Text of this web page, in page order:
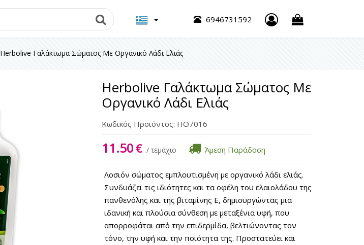
6946731592
Search
Herbolive Γαλάκτωμα Σώματος Με Οργανικό Λάδι Ελιάς
Herbolive Γαλάκτωμα Σώματος Με
Οργανικό Λάδι Ελιάς
Κωδικός Προϊόντος: HO7016
11.50€ / τεμάχιο Άμεση Παράδοση
Λοσιόν σώματος εμπλουτισμένη με οργανικό λάδι ελιάς.
Συνδυάζει τις ιδιότητες και τα οφέλη του ελαιολάδου της
πανθενόλης και της βιταμίνης Ε, δημιουργώντας μια
ιδανική και πλούσια σύνθεση με μεταξένια υφή, που
απορροφάται από την επιδερμίδα, βελτιώνοντας τον
τόνο, την υφή και την ποιότητα της. Προστατεύει και